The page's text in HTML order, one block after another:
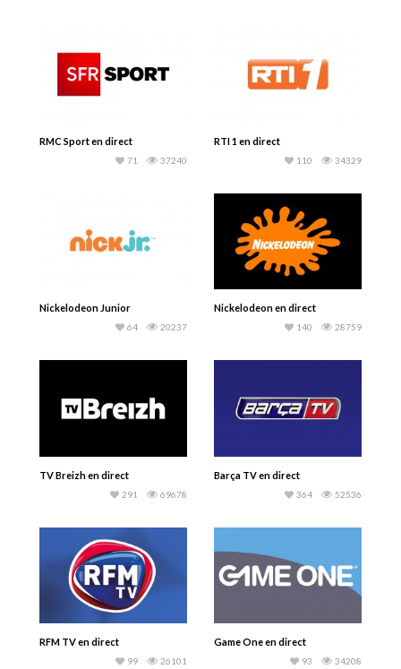
RMC Sport en direct
37240
71
RTI 1 en direct
34329
110
Nickelodeon Junior
20237
64
Nickelodeon en direct
28759
140
TV Breizh en direct
69678
291
Barça TV en direct
52536
364
RFM TV en direct
26101
99
Game One en direct
34208
93